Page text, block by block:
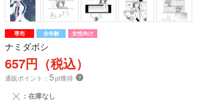
専売 全年齢 女性向け
ナミダボシ
657円（税込）
通販ポイント： 5pt獲得 ？
╳ ：在庫なし